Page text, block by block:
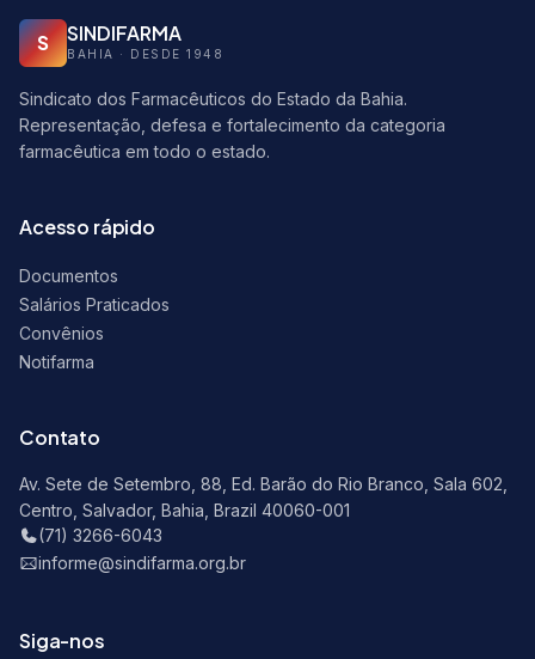
S SINDIFARMA
BAHIA · DESDE 1948
Sindicato dos Farmacêuticos do Estado da Bahia.
Representação, defesa e fortalecimento da categoria
farmacêutica em todo o estado.
Acesso rápido
Documentos
Salários Praticados
Convênios
Notifarma
Contato
Av. Sete de Setembro, 88, Ed. Barão do Rio Branco, Sala 602,
Centro, Salvador, Bahia, Brazil 40060-001
(71) 3266-6043
informe@sindifarma.org.br
Siga-nos